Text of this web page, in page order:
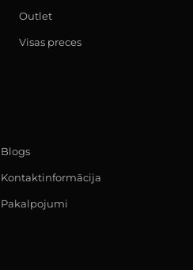
Outlet
Visas preces
Blogs
Kontaktinformācija
Pakalpojumi